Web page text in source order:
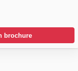
brochure